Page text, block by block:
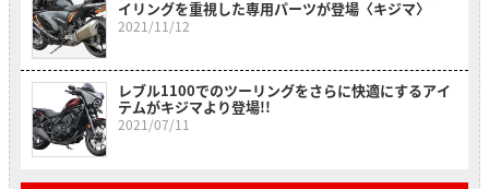
イリングを重視した専用パーツが登場〈キジマ〉
2021/11/12
レブル1100でのツーリングをさらに快適にするアイ
テムがキジマより登場!!
2021/07/11